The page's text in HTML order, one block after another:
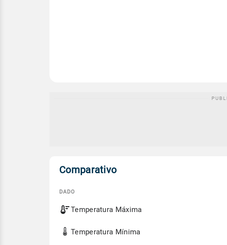
Comparativo
Comparativo
entre
previsão
DADO
Temperatura Máxima
Temperatura Mínima